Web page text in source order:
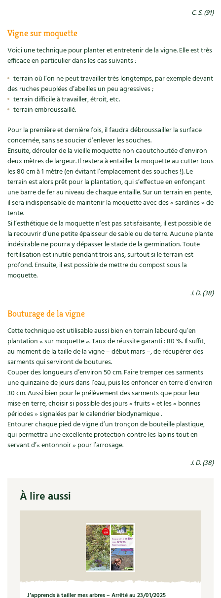
C. S. (91)
Vigne sur moquette
Voici une technique pour planter et entretenir de la vigne. Elle est très
efficace en particulier dans les cas suivants :
terrain où l’on ne peut travailler très longtemps, par exemple devant
des ruches peuplées d’abeilles un peu agressives ;
terrain difficile à travailler, étroit, etc.
terrain embroussaillé.
Pour la première et dernière fois, il faudra débroussailler la surface
concernée, sans se soucier d’enlever les souches.
Ensuite, dérouler de la vieille moquette non caoutchoutée d’environ
deux mètres de largeur. Il restera à entailler la moquette au cutter tous
les 80 cm à 1 mètre (en évitant l’emplacement des souches !). Le
terrain est alors prêt pour la plantation, qui s’effectue en enfonçant
une barre de fer au niveau de chaque entaille. Sur un terrain en pente,
il sera indispensable de maintenir la moquette avec des « sardines » de
tente.
Si l’esthétique de la moquette n’est pas satisfaisante, il est possible de
la recouvrir d’une petite épaisseur de sable ou de terre. Aucune plante
indésirable ne pourra y dépasser le stade de la germination. Toute
fertilisation est inutile pendant trois ans, surtout si le terrain est
profond. Ensuite, il est possible de mettre du compost sous la
moquette.
J. D. (38)
Bouturage de la vigne
Cette technique est utilisable aussi bien en terrain labouré qu’en
plantation « sur moquette ». Taux de réussite garanti : 80 %. Il suffit,
au moment de la taille de la vigne – début mars –, de récupérer des
sarments qui serviront de boutures.
Couper des longueurs d’environ 50 cm. Faire tremper ces sarments
une quinzaine de jours dans l’eau, puis les enfoncer en terre d’environ
30 cm. Aussi bien pour le prélèvement des sarments que pour leur
mise en terre, choisir si possible des jours « fruits » et les « bonnes
périodes » signalées par le calendrier biodynamique .
Entourer chaque pied de vigne d’un tronçon de bouteille plastique,
qui permettra une excellente protection contre les lapins tout en
servant d’« entonnoir » pour l’arrosage.
J. D. (38)
À lire aussi
J’apprends à tailler mes arbres – Arrêté au 23/01/2025